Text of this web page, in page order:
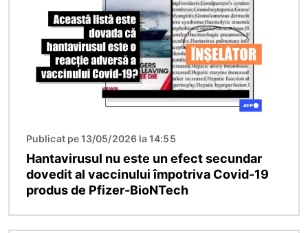
Publicat pe 13/05/2026 la 14:55
Hantavirusul nu este un efect secundar
dovedit al vaccinului împotriva Covid-19
produs de Pfizer-BioNTech